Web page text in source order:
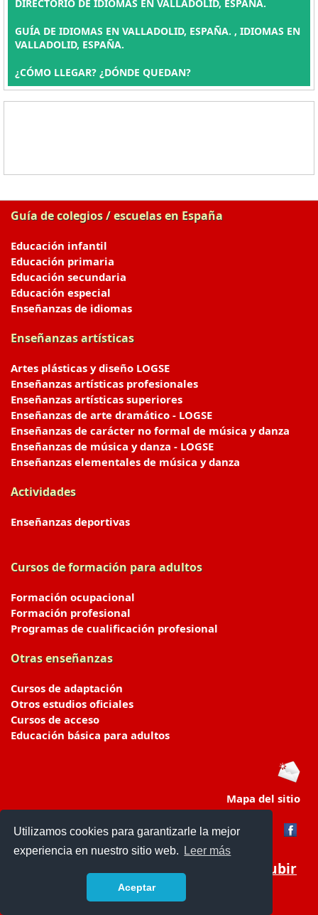
Utilizamos cookies para garantizarle la mejor
experiencia en nuestro sitio web.
Leer más
Aceptar
DIRECTORIO DE IDIOMAS EN VALLADOLID, ESPAÑA.
GUÍA DE IDIOMAS EN VALLADOLID, ESPAÑA. , IDIOMAS EN
VALLADOLID, ESPAÑA.
¿CÓMO LLEGAR? ¿DÓNDE QUEDAN?
Guía de colegios / escuelas en España
Educación infantil
Educación primaria
Educación secundaria
Educación especial
Enseñanzas de idiomas
Enseñanzas artísticas
Artes plásticas y diseño LOGSE
Enseñanzas artísticas profesionales
Enseñanzas artísticas superiores
Enseñanzas de arte dramático - LOGSE
Enseñanzas de carácter no formal de música y danza
Enseñanzas de música y danza - LOGSE
Enseñanzas elementales de música y danza
Actividades
Enseñanzas deportivas
Cursos de formación para adultos
Formación ocupacional
Formación profesional
Programas de cualificación profesional
Otras enseñanzas
Cursos de adaptación
Otros estudios oficiales
Cursos de acceso
Educación básica para adultos
Mapa del sitio
Subir